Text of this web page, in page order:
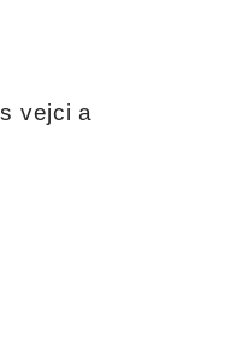
vejci a